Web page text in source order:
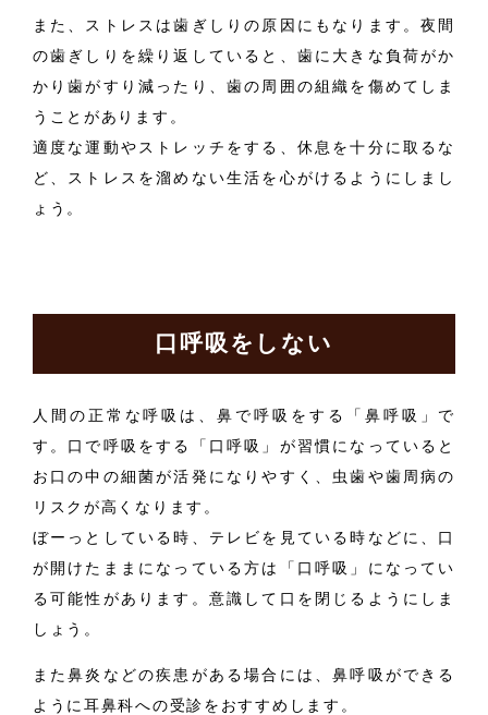
また、ストレスは歯ぎしりの原因にもなります。夜間
の歯ぎしりを繰り返していると、歯に大きな負荷がか
かり歯がすり減ったり、歯の周囲の組織を傷めてしま
うことがあります。
適度な運動やストレッチをする、休息を十分に取るな
ど、ストレスを溜めない生活を心がけるようにしまし
ょう。
口呼吸をしない
人間の正常な呼吸は、鼻で呼吸をする「鼻呼吸」で
す。口で呼吸をする「口呼吸」が習慣になっていると
お口の中の細菌が活発になりやすく、虫歯や歯周病の
リスクが高くなります。
ぼーっとしている時、テレビを見ている時などに、口
が開けたままになっている方は「口呼吸」になってい
る可能性があります。意識して口を閉じるようにしま
しょう。
また鼻炎などの疾患がある場合には、鼻呼吸ができる
ように耳鼻科への受診をおすすめします。